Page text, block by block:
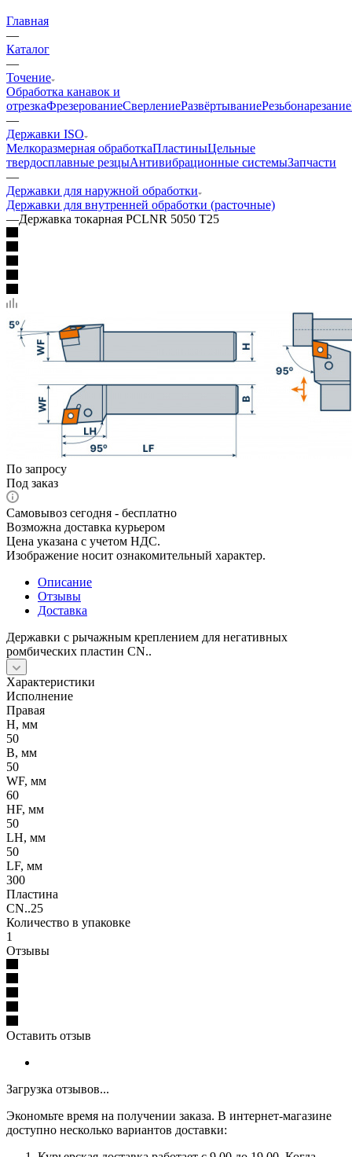
Главная
—
Каталог
—
Точение
Обработка канавок и
отрезкаФрезерованиеСверлениеРазвёртываниеРезьбонарезание
—
Державки ISO
Мелкоразмерная обработкаПластиныЦельные
твердосплавные резцыАнтивибрационные системыЗапчасти
—
Державки для наружной обработки
Державки для внутренней обработки (расточные)
—Державка токарная PCLNR 5050 T25
По запросу
Под заказ
Самовывоз сегодня - бесплатно
Возможна доставка курьером
Цена указана с учетом НДС.
Изображение носит ознакомительный характер.
Описание
Отзывы
Доставка
Державки с рычажным креплением для негативных
ромбических пластин CN..
Характеристики
Исполнение
Правая
H, мм
50
B, мм
50
WF, мм
60
HF, мм
50
LH, мм
50
LF, мм
300
Пластина
CN..25
Количество в упаковке
1
Отзывы
Оставить отзыв
Загрузка отзывов...
Экономьте время на получении заказа. В интернет-магазине
доступно несколько вариантов доставки: